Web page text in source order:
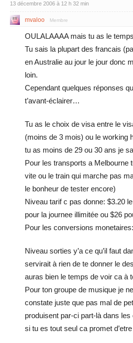
13 décembre 2006 à 12 h 32 min
mvaloo Membre
OULALAAAA mais tu as le
Tu sais la plupart des francais
en Australie au jour le jour donc
loin.
Cependant quelques réponses
t’avant-éclairer…
Tu as le choix de visa entre le
(moins de 3 mois) ou le working
tu as moins de 29 ou 30 ans je
Pour les transports a Melbourne
vite ou le train qui marche pas
le bonheur de tester encore)
Niveau tarif c pas donne: $3.20
pour la journee illimitée ou $26
Pour les conversions monetaires:
Niveau sorties y’a ce qu’il faut
servirait à rien de te donner le
auras bien le temps de voir ca à
Pour ton groupe de musique je
constate juste que pas mal de
produisent par-ci part-là dans
si tu es tout seul ca promet